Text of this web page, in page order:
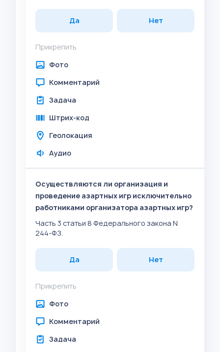
Да Нет
Прикрепить
Фото
Комментарий
Задача
Штрих-код
Геолокация
Аудио
Осуществляются ли организация и
проведение азартных игр исключительно
работниками организатора азартных игр?
Часть 3 статьи 8 Федерального закона N
244-ФЗ.
Да Нет
Прикрепить
Фото
Комментарий
Задача